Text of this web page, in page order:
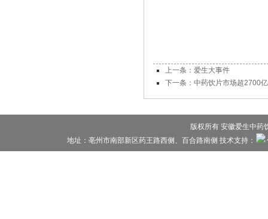
上一条：爱生大事件
下一条：中药饮片市场超2700
版权所有 安徽爱生中
地址：亳州市南部新区药王路西侧、百合路南侧 技术支持：